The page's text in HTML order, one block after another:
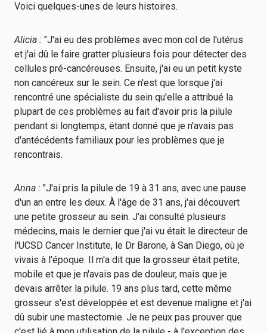
Voici quelques-unes de leurs histoires.
Alicia : "J'ai eu des problèmes avec mon col de l'utérus
et j'ai dû le faire gratter plusieurs fois pour détecter des
cellules pré-cancéreuses. Ensuite, j'ai eu un petit kyste
non cancéreux sur le sein. Ce n'est que lorsque j'ai
rencontré une spécialiste du sein qu'elle a attribué la
plupart de ces problèmes au fait d'avoir pris la pilule
pendant si longtemps, étant donné que je n'avais pas
d'antécédents familiaux pour les problèmes que je
rencontrais.
Anna : "J'ai pris la pilule de 19 à 31 ans, avec une pause
d'un an entre les deux. À l'âge de 31 ans, j'ai découvert
une petite grosseur au sein. J'ai consulté plusieurs
médecins, mais le dernier que j'ai vu était le directeur de
l'UCSD Cancer Institute, le Dr Barone, à San Diego, où je
vivais à l'époque. Il m'a dit que la grosseur était petite,
mobile et que je n'avais pas de douleur, mais que je
devais arrêter la pilule. 19 ans plus tard, cette même
grosseur s'est développée et est devenue maligne et j'ai
dû subir une mastectomie. Je ne peux pas prouver que